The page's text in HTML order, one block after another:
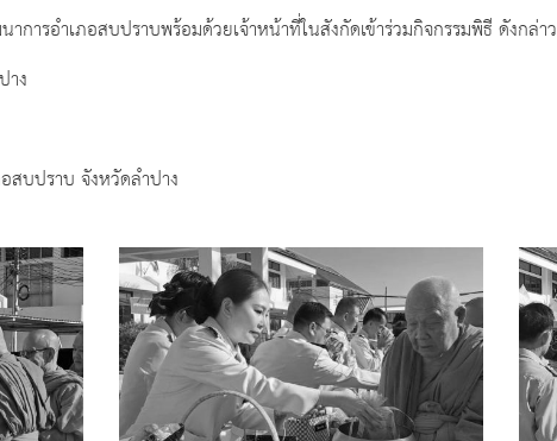
ารอำเภอสบปราบพร้อมด้วยเจ้าหน้าที่ในสังกัดเข้าร่วมกิจกรรมพิธี ดังกล่าว
ง
บปราบ จังหวัดลำปาง